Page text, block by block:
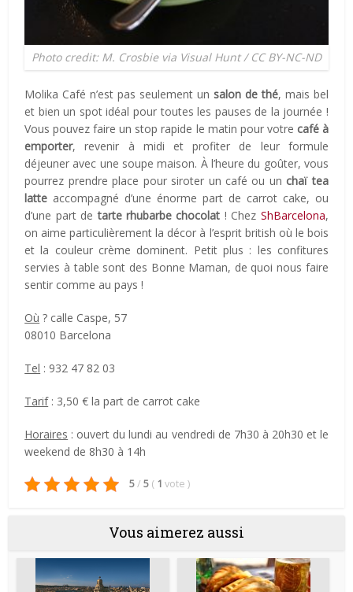
Photo credit: M. Crosbie via Visual Hunt / CC BY-NC-ND
Molika Café n’est pas seulement un salon de thé, mais bel
et bien un spot idéal pour toutes les pauses de la journée !
Vous pouvez faire un stop rapide le matin pour votre café à
emporter, revenir à midi et profiter de leur formule
déjeuner avec une soupe maison. À l’heure du goûter, vous
pourrez prendre place pour siroter un café ou un chaï tea
latte accompagné d’une énorme part de carrot cake, ou
d’une part detarte rhubarbe chocolat ! Chez ShBarcelona,
on aime particulièrement la décor à l’esprit british où le bois
et la couleur crème dominent. Petit plus : les confitures
servies à table sont des Bonne Maman, de quoi nous faire
sentir comme au pays !
Où ? calle Caspe, 57
08010 Barcelona
Tel : 932 47 82 03
Tarif: 3,50 € la part de carrot cake
Horaires : ouvert du lundi au vendredi de 7h30 à 20h30 et le
weekend de 8h30 à 14h
5/ 5 ( 1 vote )
Vous aimerez aussi